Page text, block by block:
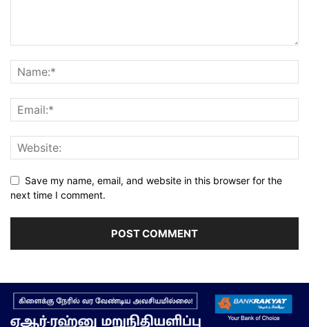
Save my name, email, and website in this browser for the
next time I comment.